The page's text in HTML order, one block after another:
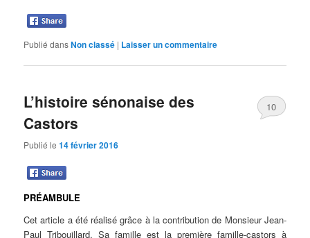
Publié dansNon classé | Laisser un commentaire
L’histoire sénonaise des
Castors
Publié le14 février 2016
10
PRÉAMBULE
Cet article a été réalisé grâce à la contribution de Monsieur Jean-
Paul Tribouillard. Sa famille est la première famille-castors à